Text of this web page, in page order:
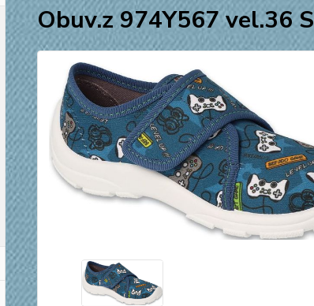
Obuv.z 974Y567 vel.36